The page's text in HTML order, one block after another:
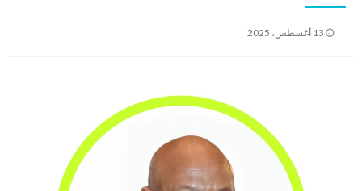
نُشر
13 أغسطس، 2025